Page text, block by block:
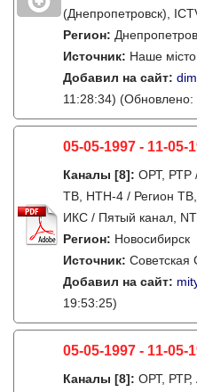
(Днепропетровск),
Регион:
Источник: Наше
Добавил на сайт:
11:28:34) (Обновлено:
05-05-1997 - 11-05-
Каналы [8]: ОРТ, РТР
ТВ, НТН-4 / Регион
ИКС / Пятый канал,
Регион: Новосибирск
Источник: Советская
Добавил на сайт:
19:53:25)
05-05-1997 - 11-05-
Каналы [8]: ОРТ, РТР,